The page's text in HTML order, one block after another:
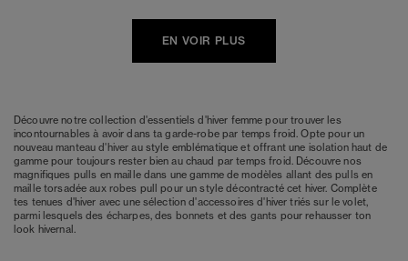
EN VOIR PLUS
Découvre notre collection d'essentiels d'hiver femme pour trouver les
incontournables à avoir dans ta garde-robe par temps froid. Opte pour un
nouveaumanteau d'hiver au style emblématique et offrant une isolation haut de
gamme pour toujours rester bien au chaud par temps froid. Découvre nos
magnifiques pulls en maille dans une gamme de modèles allant despullsen
maille torsadée aux robes pull pour un style décontracté cet hiver. Complète
tes tenues d'hiver avec une sélection d'accessoires d'hiver triés sur le volet,
parmi lesquels des écharpes, des bonnets et des gants pour rehausser ton
look hivernal.